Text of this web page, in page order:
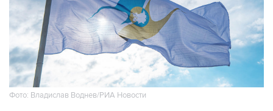
Фото: Владислав Воднев/РИА Новости